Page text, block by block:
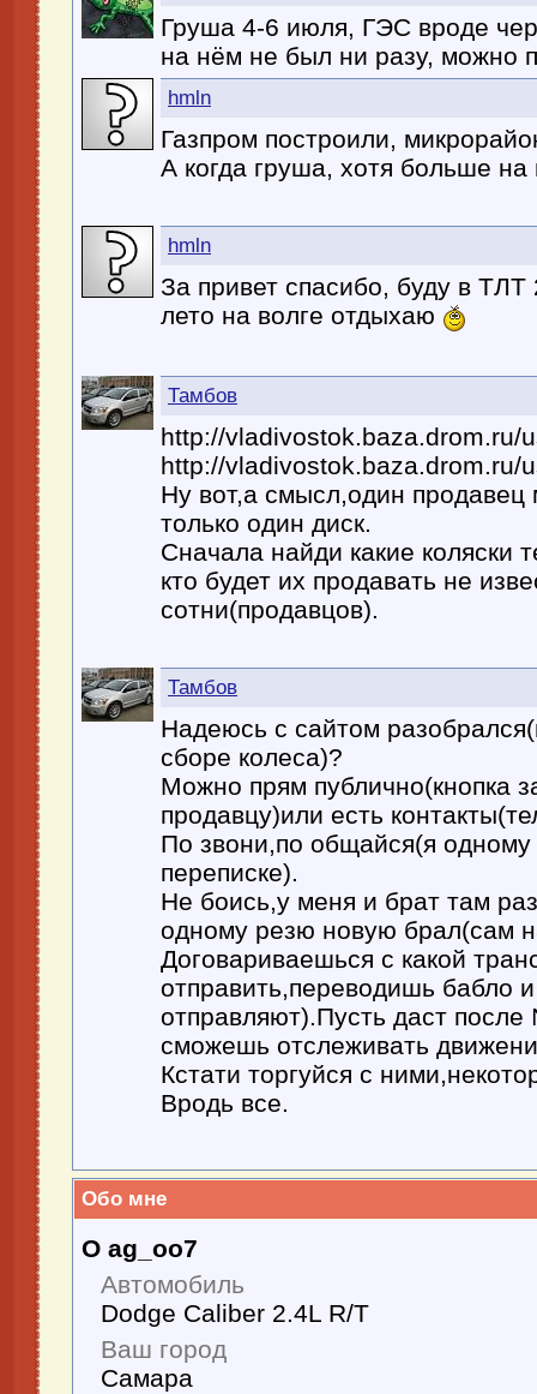
Груша 4-6 июля, ГЭС вроде
на нём не был ни разу, можно
hmln
Газпром построили,
А когда груша, хотя больше на
hmln
За привет спасибо, буду в
лето на волге отдыхаю
Тамбов
http://vladivostok.baza.drom.ru/
http://vladivostok.baza.drom.ru/
Ну вот,а смысл,один продавец
только один диск.
Сначала найди какие коляски
кто будет их продавать не
сотни(продавцов).
Тамбов
Надеюсь с сайтом
сборе колеса)?
Можно прям публично(кнопка
продавцу)или есть
По звони,по общайся(я одному
переписке).
Не боись,у меня и брат там
одному резю новую брал(сам
Договариваешься с какой
отправить,переводишь бабло
отправляют).Пусть даст
сможешь отслеживать
Кстати торгуйся с
Вродь все.
Обо мне
О ag_oo7
Автомобиль
Dodge Caliber 2.4L R/T
Ваш город
Самара